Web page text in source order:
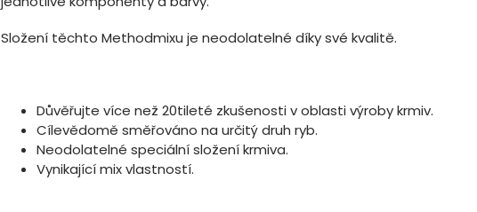
Složení těchto Methodmixu je neodolatelné díky své kvalitě.
Důvěřujte více než 20tileté zkušenosti v oblasti výroby krmiv.
Cílevědomě směřováno na určitý druh ryb.
Neodolatelné speciální složení krmiva.
Vynikající mix vlastností.